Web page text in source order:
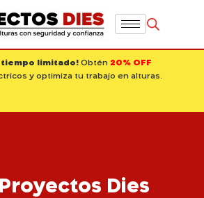
tiempo limitado!Obtén 20% OFF
y optimiza tu trabajo en alturas.
Dies